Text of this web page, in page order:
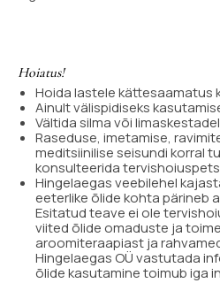
Hoiatus!
Hoida lastele kättesaamatus
Ainult välispidiseks
Vältida silma või
Raseduse, imetamise,
meditsiinilise seisundi korral
konsulteerida
Hingelaegas veebilehel
eeterlike õlide kohta pärineb
Esitatud teave ei ole
viited õlide omaduste ja
aroomiteraapiast ja
Hingelaegas OÜ vastutada
õlide kasutamine toimub iga